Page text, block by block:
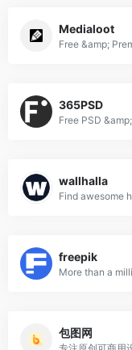
Medialoot
Free &amp;
365PSD
Free PSD
wallhalla
freepik
More than a
包图网
专注原创可商用